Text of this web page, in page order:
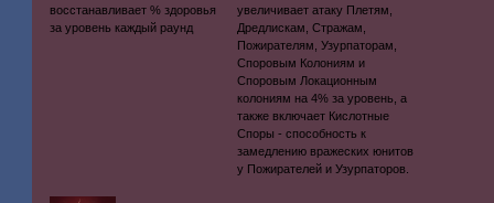
восстанавливает % здоровья
за уровень каждый раунд
увеличивает атаку Плетям,
Дредлискам, Стражам,
Пожирателям, Узурпаторам,
Споровым Колониям и
Споровым Локационным
колониям на 4% за уровень, а
также включает Кислотные
Споры - способность к
замедлению вражеских юнитов
у Пожирателей и Узурпаторов.